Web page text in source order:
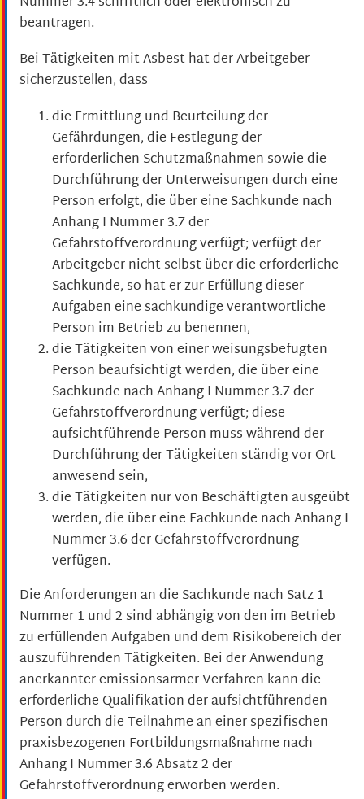
beantragen.
Bei Tätigkeiten mit Asbest hat der Arbeitgeber
sicherzustellen, dass
die Ermittlung und Beurteilung der
Gefährdungen, die Festlegung der
erforderlichen Schutzmaßnahmen sowie die
Durchführung der Unterweisungen durch eine
Person erfolgt, die über eine Sachkunde nach
Anhang I Nummer 3.7 der
Gefahrstoffverordnung verfügt; verfügt der
Arbeitgeber nicht selbst über die erforderliche
Sachkunde, so hat er zur Erfüllung dieser
Aufgaben eine sachkundige verantwortliche
Person im Betrieb zu benennen,
die Tätigkeiten von einer weisungsbefugten
Person beaufsichtigt werden, die über eine
Sachkunde nach Anhang I Nummer 3.7 der
Gefahrstoffverordnung verfügt; diese
aufsichtführende Person muss während der
Durchführung der Tätigkeiten ständig vor Ort
anwesend sein,
die Tätigkeiten nur von Beschäftigten ausgeübt
werden, die über eine Fachkunde nach Anhang I
Nummer 3.6 der Gefahrstoffverordnung
verfügen.
Die Anforderungen an die Sachkunde nach Satz 1
Nummer 1 und 2 sind abhängig von den im Betrieb
zu erfüllenden Aufgaben und dem Risikobereich der
auszuführenden Tätigkeiten. Bei der Anwendung
anerkannter emissionsarmer Verfahren kann die
erforderliche Qualifikation der aufsichtführenden
Person durch die Teilnahme an einer spezifischen
praxisbezogenen Fortbildungsmaßnahme nach
Anhang I Nummer 3.6 Absatz 2 der
Gefahrstoffverordnung erworben werden.